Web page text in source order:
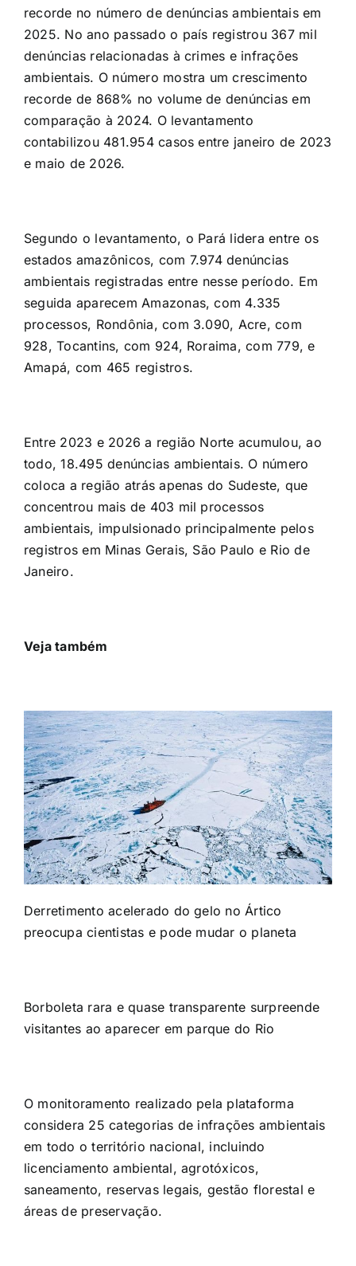
recorde no número de denúncias ambientais em
2025. No ano passado o país registrou 367 mil
denúncias relacionadas à crimes e infrações
ambientais. O número mostra um crescimento
recorde de 868% no volume de denúncias em
comparação à 2024. O levantamento
contabilizou 481.954 casos entre janeiro de 2023
e maio de 2026.
Segundo o levantamento, o Pará lidera entre os
estados amazônicos, com 7.974 denúncias
ambientais registradas entre nesse período. Em
seguida aparecem Amazonas, com 4.335
processos, Rondônia, com 3.090, Acre, com
928, Tocantins, com 924, Roraima, com 779, e
Amapá, com 465 registros.
Entre 2023 e 2026 a região Norte acumulou, ao
todo, 18.495 denúncias ambientais. O número
coloca a região atrás apenas do Sudeste, que
concentrou mais de 403 mil processos
ambientais, impulsionado principalmente pelos
registros em Minas Gerais, São Paulo e Rio de
Janeiro.
Veja também
Derretimento acelerado do gelo no Ártico
preocupa cientistas e pode mudar o planeta
Borboleta rara e quase transparente surpreende
visitantes ao aparecer em parque do Rio
O monitoramento realizado pela plataforma
considera 25 categorias de infrações ambientais
em todo o território nacional, incluindo
licenciamento ambiental, agrotóxicos,
saneamento, reservas legais, gestão florestal e
áreas de preservação.